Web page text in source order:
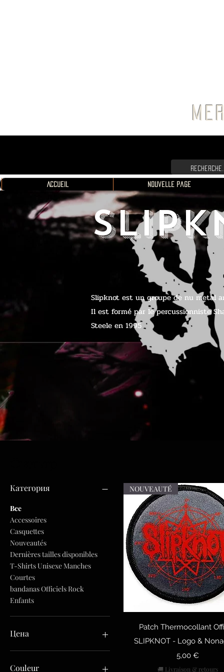
Accueil Nouvelle page
Slipknot est un groupe de nu metal
Il est formé par le percussionniste
Steele en 1995
Категория
Все
Accessoires
Casquettes
Nouveautés
Dernières tailles disponibles
T-Shirts Unisexe Manches
Courtes
bandanas Officiels Rock
Enfants
Цена
Couleur
Быстрый
NOUVEAUTÉ
Patch Thermocollant
SLIPKNOT - Logo &
Цена
5,00 €
🚚 Livraison & retours